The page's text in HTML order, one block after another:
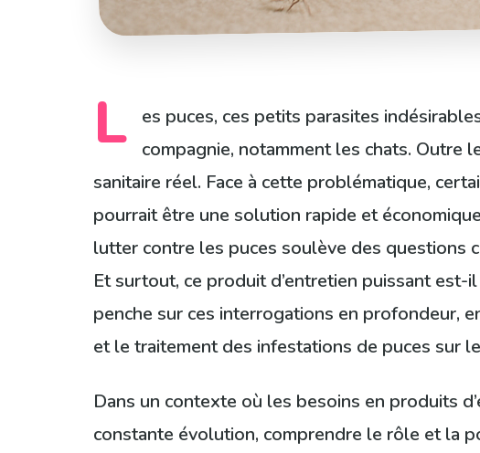
L
es puces, ces petits parasites
compagnie, notamment les chats. Outre
sanitaire réel. Face à cette problématique,
pourrait être une solution rapide et
lutter contre les puces soulève des questions
Et surtout, ce produit d’entretien puissant est-
penche sur ces interrogations en profondeur,
et le traitement des infestations de puces sur
Dans un contexte où les besoins en produits
constante évolution, comprendre le rôle et la